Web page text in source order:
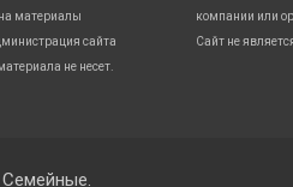
материалы
сайта
не несет.
компании или
Сайт не